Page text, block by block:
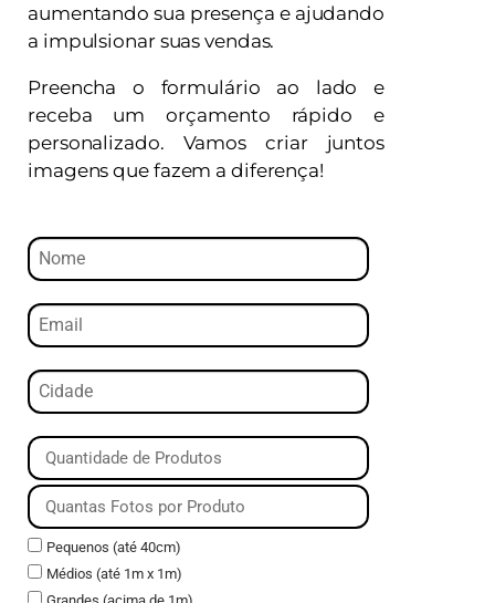
aumentando sua presença e ajudando
a impulsionar suas vendas.
Preencha o formulário ao lado e
receba um orçamento rápido e
personalizado. Vamos criar juntos
imagens que fazem a diferença!
Pequenos (até 40cm)
Médios (até 1m x 1m)